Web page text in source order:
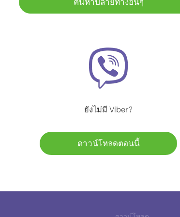
ยังไม่มี Viber?
ดาวน์โหลดตอนนี้